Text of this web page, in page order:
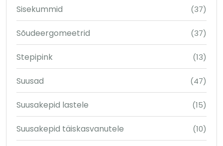
Sisekummid (37)
Sõudeergomeetrid (37)
Stepipink (13)
Suusad (47)
Suusakepid lastele (15)
Suusakepid täiskasvanutele (10)